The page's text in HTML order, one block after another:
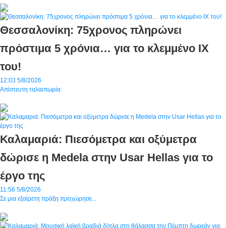
Θεσσαλονίκη: 75χρονος πληρώνει
πρόστιμα 5 χρόνια… για το κλεμμένο ΙΧ
του!
12:03 5/8/2026
Απίστευτη ταλαιπωρία
Καλαμαριά: Πιεσόμετρα και οξύμετρα
δώρισε η Medela στην Usar Hellas για το
έργο της
11:56 5/8/2026
Σε μια εξαίρετη πράξη προχώρησε...